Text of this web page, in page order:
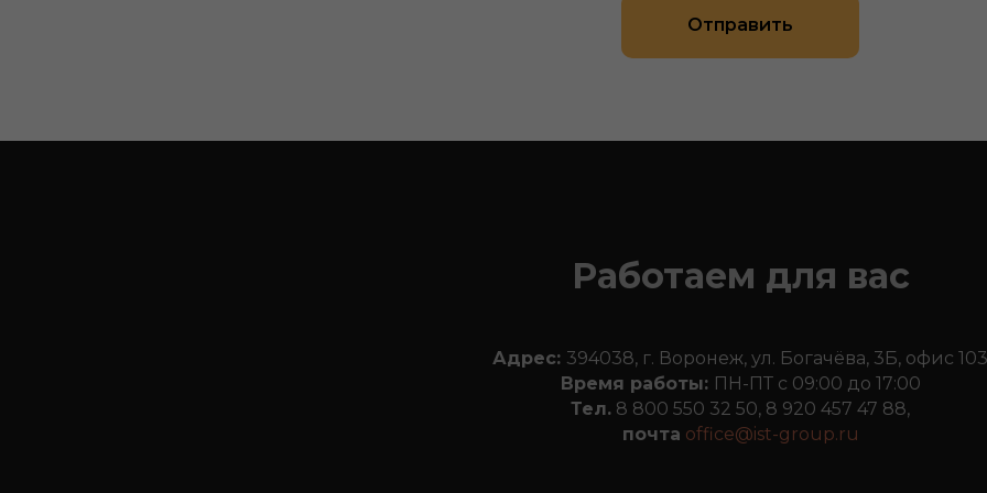
Отправить
Работаем для вас
Адрес: 394038, г. Воронеж, ул. Богачёва, 3Б, офис 103
Время работы: ПН-ПТ с 09:00 до 17:00
Тел. 8 800 550 32 50, 8 920 457 47 88,
почта office@ist-group.ru